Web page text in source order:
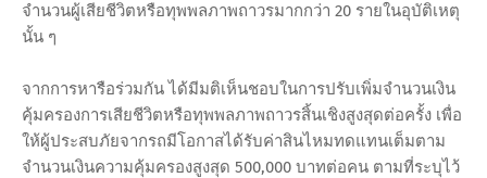
จำนวนผู้เสียชีวิตหรือทุพพลภาพถาวรมากกว่า 20 รายในอุบัติเหตุ
นั้น ๆ
จากการหารือร่วมกัน ได้มีมติเห็นชอบในการปรับเพิ่มจำนวนเงิน
คุ้มครองการเสียชีวิตหรือทุพพลภาพถาวรสิ้นเชิงสูงสุดต่อครั้ง เพื่อ
ให้ผู้ประสบภัยจากรถมีโอกาสได้รับค่าสินไหมทดแทนเต็มตาม
จำนวนเงินความคุ้มครองสูงสุด 500,000 บาทต่อคน ตามที่ระบุไว้